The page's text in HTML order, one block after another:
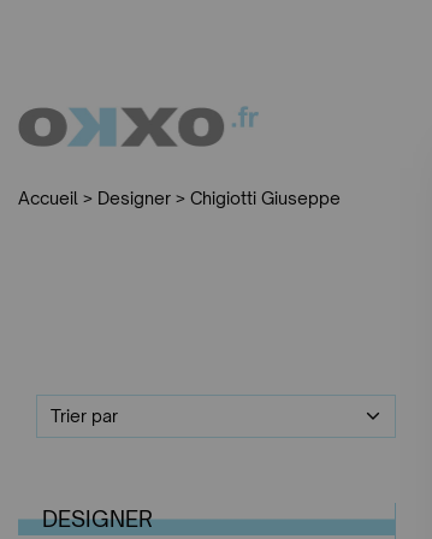
Accueil > Designer > Chigiotti Giuseppe
Trier par
DESIGNER